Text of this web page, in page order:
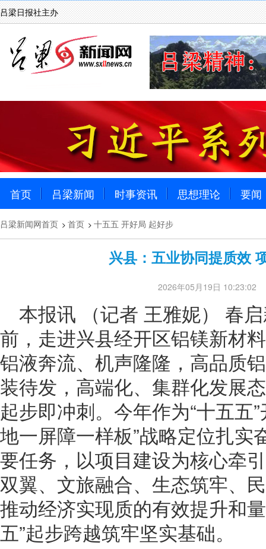
吕梁日报社主办
首页 吕梁新闻 时事资讯 思想理论 要闻
吕梁新闻网首页 > 首页 > 十五五 开好局 起好步
兴县：五业协同提质效
2026年05月19日 10:23:02
本报讯 （记者 王雅妮） 春
前，走进兴县经开区铝镁新材
铝液奔流、机声隆隆，高品质
装待发，高端化、集群化发展
起步即冲刺。今年作为“十五五
地一屏障一样板”战略定位扎实
要任务，以项目建设为核心牵
双翼、文旅融合、生态筑牢、
推动经济实现质的有效提升和
五”起步跨越筑牢坚实基础。